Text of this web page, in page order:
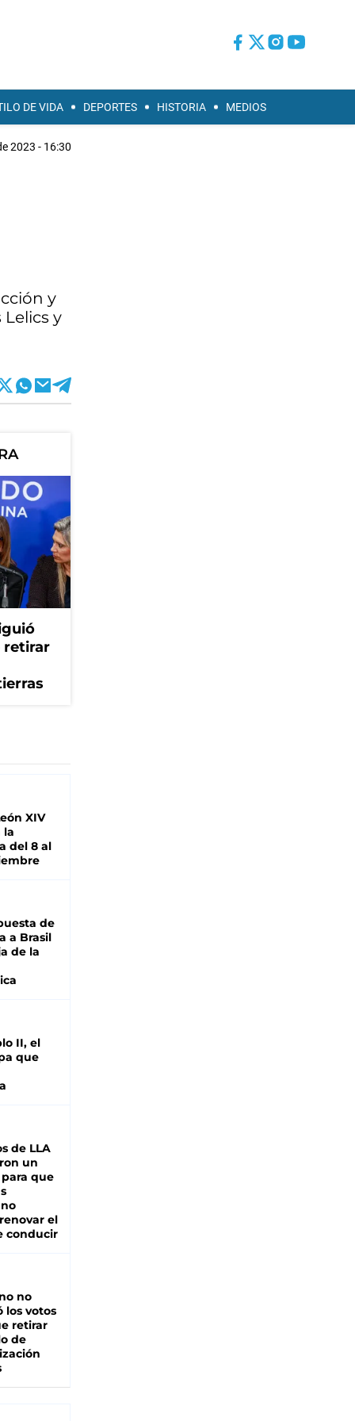
DE VIDA DEPORTES HISTORIA MEDIOS
2023 - 16:30
y
y
retirar
XIV
la
del 8 al
de
a Brasil
de la
II, el
que
de LLA
un
que
el
conducir
no
los votos
retirar
de